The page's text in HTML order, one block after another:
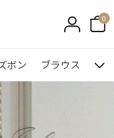
0
ボン ブラウス ワ